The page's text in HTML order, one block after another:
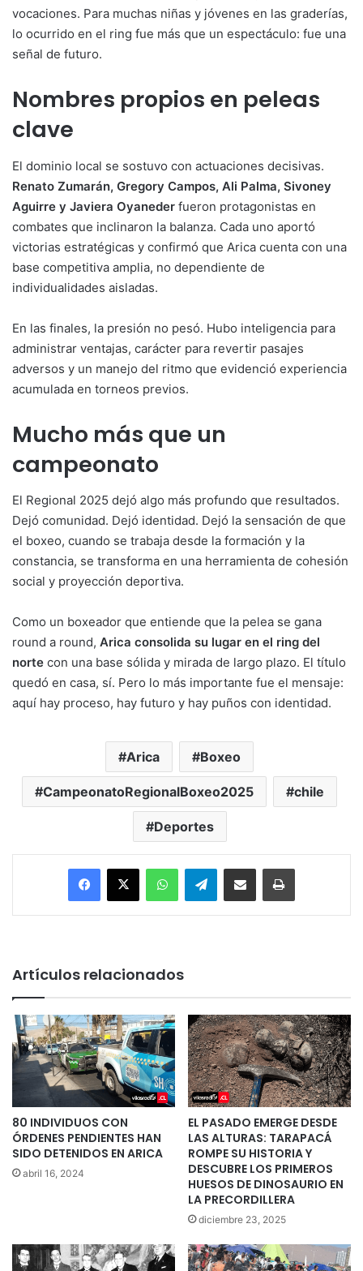
vocaciones. Para muchas niñas y jóvenes en las graderías,
lo ocurrido en el ring fue más que un espectáculo: fue una
señal de futuro.
Nombres propios en peleas
clave
El dominio local se sostuvo con actuaciones decisivas.
Renato Zumarán, Gregory Campos, Ali Palma, Sivoney
Aguirre y Javiera Oyaneder fueron protagonistas en
combates que inclinaron la balanza. Cada uno aportó
victorias estratégicas y confirmó que Arica cuenta con una
base competitiva amplia, no dependiente de
individualidades aisladas.
En las finales, la presión no pesó. Hubo inteligencia para
administrar ventajas, carácter para revertir pasajes
adversos y un manejo del ritmo que evidenció experiencia
acumulada en torneos previos.
Mucho más que un
campeonato
El Regional 2025 dejó algo más profundo que resultados.
Dejó comunidad. Dejó identidad. Dejó la sensación de que
el boxeo, cuando se trabaja desde la formación y la
constancia, se transforma en una herramienta de cohesión
social y proyección deportiva.
Como un boxeador que entiende que la pelea se gana
round a round, Arica consolida su lugar en el ring del
norte con una base sólida y mirada de largo plazo. El título
quedó en casa, sí. Pero lo más importante fue el mensaje:
aquí hay proceso, hay futuro y hay puños con identidad.
Arica Boxeo
CampeonatoRegionalBoxeo2025 chile
Deportes
Facebook
X WhatsAppTelegramEnviar vía email Imprimir
Artículos relacionados
80 INDIVIDUOS CON
ÓRDENES PENDIENTES HAN
SIDO DETENIDOS EN ARICA
abril 16, 2024
EL PASADO EMERGE DESDE
LAS ALTURAS: TARAPACÁ
ROMPE SU HISTORIA Y
DESCUBRE LOS PRIMEROS
HUESOS DE DINOSAURIO EN
LA PRECORDILLERA
diciembre 23, 2025